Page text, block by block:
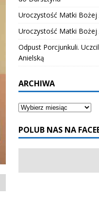
Uroczystość Matki Bożej
Uroczystość Matki Bożej
Odpust Porcjunkuli.
Anielską
ARCHIWA
POLUB NAS NA